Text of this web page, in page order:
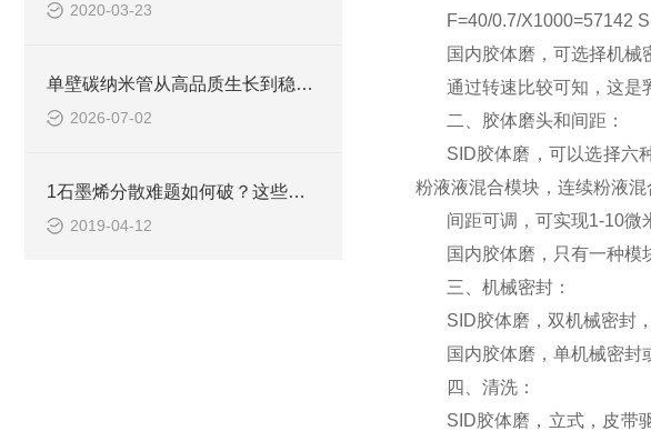
2020-03-23
单壁碳纳米管从高品质生长到稳定制浆全流程解决方案
2026-07-02
1石墨烯分散难题如何破？这些办法能帮您！
2019-04-12
F=40/0.7/
国内胶体磨，可选择机
通过转速比较可知，这是
二、胶体磨头和间距：
SID胶体磨，可以选择六
粉液液混合模块，连续粉液混
间距可调，可实现1-10微
国内胶体磨，只有一种
三、机械密封：
SID胶体磨，双机械密封
国内胶体磨，单机械密
四、清洗：
SID胶体磨，立式，皮带